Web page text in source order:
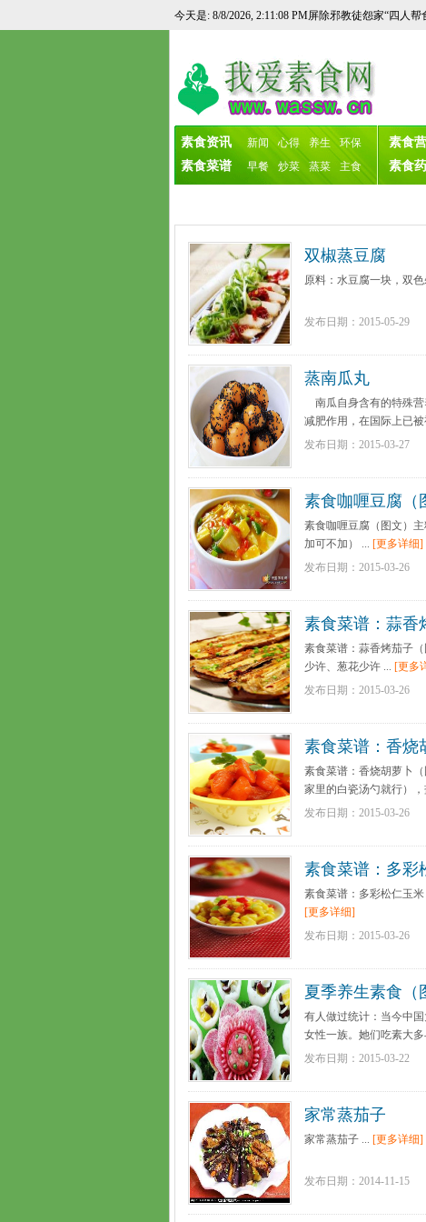
今天是: 8/8/2026, 2:11:08 PM屏除邪教徒怨家“四人
<！--万恶淫为首!铲除邪教徒淫欲世家歌曲，扫除
素食资讯 新闻 心得 养生 环保
素食菜谱 早餐 炒菜 蒸菜 主食
素食
素食
双椒蒸豆腐
原料：水豆腐一块，双
发布日期：2015-05-29
蒸南瓜丸
南瓜自身含有的特殊营
减肥作用，在国际上已
发布日期：2015-03-27
素食咖喱豆腐（
素食咖喱豆腐（图文）
加可不加） ... [更多详细]
发布日期：2015-03-26
素食菜谱：蒜香
素食菜谱：蒜香烤茄子
少许、葱花少许 ... [更多
发布日期：2015-03-26
素食菜谱：香烧
素食菜谱：香烧胡萝卜
家里的白瓷汤勺就行），
发布日期：2015-03-26
素食菜谱：多彩
素食菜谱：多彩松仁玉
[更多详细]
发布日期：2015-03-26
夏季养生素食（
有人做过统计：当今中
女性一族。她们吃素大
...[更多详细]
发布日期：2015-03-22
家常蒸茄子
家常蒸茄子 ... [更多详细]
发布日期：2014-11-15